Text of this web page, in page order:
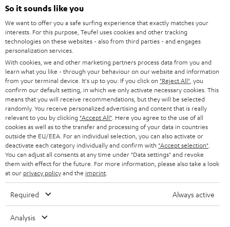
l
d
u
n
g
HEIMKINO-KOMPLETTANLAGEN
SOUNDBARS
SMART HOME
BLUETOOTH-LAUTSPRECHER
KOPFHÖRER
BLUETOOTH-KOPFHÖRER
STEREOANLAGEN
LAUTSPRECHER
ULTIMA-SERIE
KARRIERE
PRESSE & MARKETING
GESCHÄFTSKUNDEN
PARTNERPROGRAMM
BLOG
NEWSLETTER
STORES
DEINE VORTEILE BEI TEUFEL
TEUFEL STORY
Teufel Onlineshops
DEUTSCHLAND
ÖSTERREICH
SCHWEIZ
NIEDERLANDE
BELGIEN
POLEN
So it sounds like you
We want to offer you a safe surfing experience that exactly matches your
interests. For this purpose, Teufel uses cookies and other tracking
technologies on these websites - also from third parties - and engages
personalization services.
With cookies, we and other marketing partners process data from you and
learn what you like - through your behaviour on our website and information
from your terminal device. It's up to you: If you click on "Reject All" , you
confirm our default setting, in which we only activate necessary cookies. This
means that you will receive recommendations, but they will be selected
randomly. You receive personalized advertising and content that is really
relevant to you by clicking "Accept All" . Here you agree to the use of all
cookies as well as to the transfer and processing of your data in countries
outside the EU/EEA. For an individual selection, you can also activate or
deactivate each category individually and confirm with "Accept selection"
You can adjust all consents at any time under "Data settings" and revoke
them with effect for the future. For more information, please also take a look
at our privacy policyand the imprint
Required Always active
Analysis